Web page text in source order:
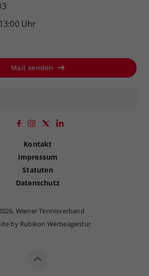
Uhr
Mail senden
Kontakt
Impressum
Statuten
Datenschutz
Wiener Tennisverband
by Rubikon Werbeagentur